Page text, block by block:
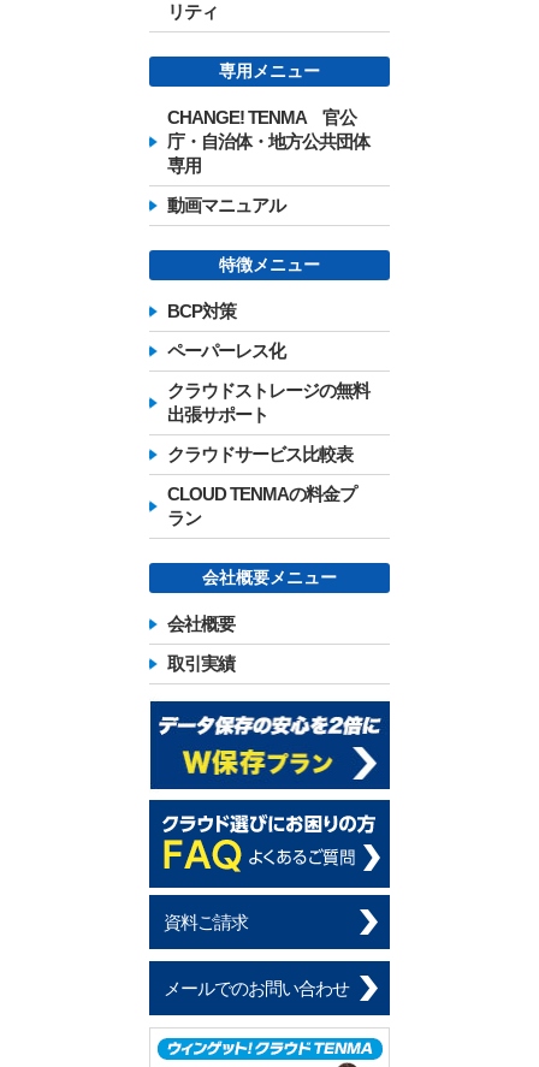
リティ
専用メニュー
CHANGE! TENMA 官公
庁・自治体・地方公共団体
専用
動画マニュアル
特徴メニュー
BCP対策
ペーパーレス化
クラウドストレージの無料
出張サポート
クラウドサービス比較表
CLOUD TENMAの料金プ
ラン
会社概要メニュー
会社概要
取引実績
資料ご請求
メールでのお問い合わせ